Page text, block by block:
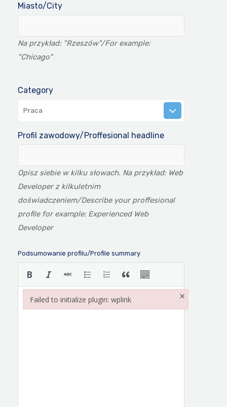
Miasto/City
Na przykład: "Rzeszów"/For example:
"Chicago"
Category
Praca
Profil zawodowy/Proffesional headline
Opisz siebie w kilku słowach. Na przykład: Web
Developer z kilkuletnim
doświadczeniem/Describe your proffesional
profile for example: Experienced Web
Developer
Podsumowanie profilu/Profile summary
Failed to initialize plugin: wplink ×
Failed to initialize plugin: wplink